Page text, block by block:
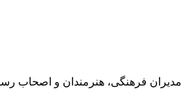
فرهنگی، هنرمندان و اصحاب